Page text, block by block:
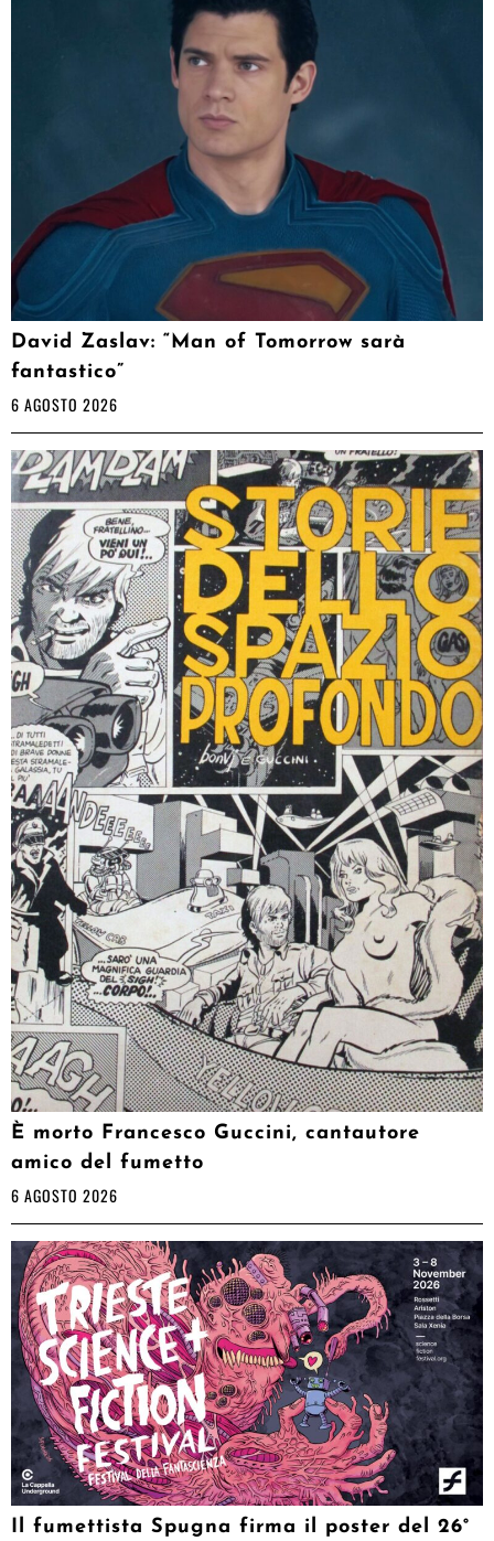
David Zaslav: “Man of Tomorrow sarà
fantastico”
6 AGOSTO 2026
È morto Francesco Guccini, cantautore
amico del fumetto
6 AGOSTO 2026
Il fumettista Spugna firma il poster del 26°